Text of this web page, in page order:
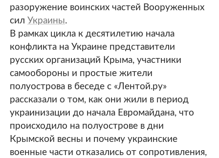
разоружение воинских частей Вооруженных
сил Украины.
В рамках цикла к десятилетию начала
конфликта на Украине представители
русских организаций Крыма, участники
самообороны и простые жители
полуострова в беседе с «Лентой.ру»
рассказали о том, как они жили в период
украинизации до начала Евромайдана, что
происходило на полуострове в дни
Крымской весны и почему украинские
военные части отказались от сопротивления,